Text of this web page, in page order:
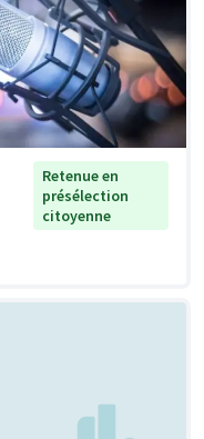
Retenue en
présélection
citoyenne